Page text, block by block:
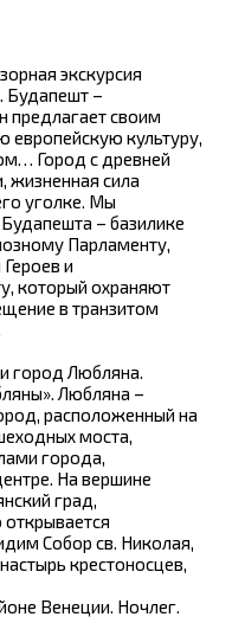
экскурсия
Будапешт –
предлагает своим
европейскую культуру,
Город с древней
жизненная сила
уголке. Мы
– базилике
Парламенту,
и
который охраняют
в транзитом
город Любляна.
Любляна –
расположенный на
моста,
города,
На вершине
град,
открывается
Собор св. Николая,
крестоносцев,
Венеции. Ночлег.